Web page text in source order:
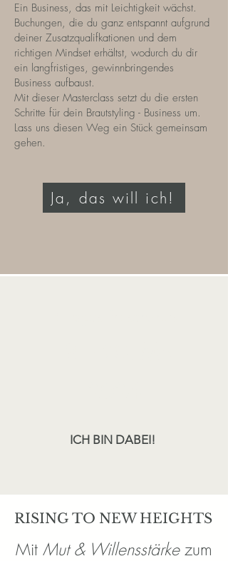
Ein Business, das mit Leichtigkeit wächst.
Buchungen, die du ganz entspannt aufgrund
deiner Zusatzqualifkationen und dem
richtigen Mindset erhältst, wodurch du dir
ein langfristiges, gewinnbringendes
Business aufbaust.
Mit dieser Masterclass setzt du die ersten
Schritte für dein Brautstyling - Business um.
Lass uns diesen Weg ein Stück gemeinsam
gehen.
Ja, das will ich!
ICH BIN DABEI!
RISING TO NEW HEIGHTS
Mit Mut & Willensstärkezum